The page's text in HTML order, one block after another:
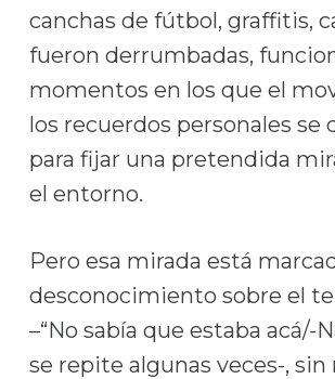
canchas de fútbol, graffitis,
fueron derrumbadas,
momentos en los que el
los recuerdos personales se
para fijar una pretendida
el entorno.
Pero esa mirada está
desconocimiento sobre el
–“No sabía que estaba acá/-
se repite algunas veces-,